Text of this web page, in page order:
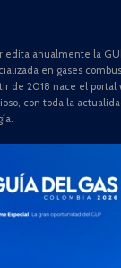
edita anualmente la
en gases
de 2018 nace el portal
con toda la